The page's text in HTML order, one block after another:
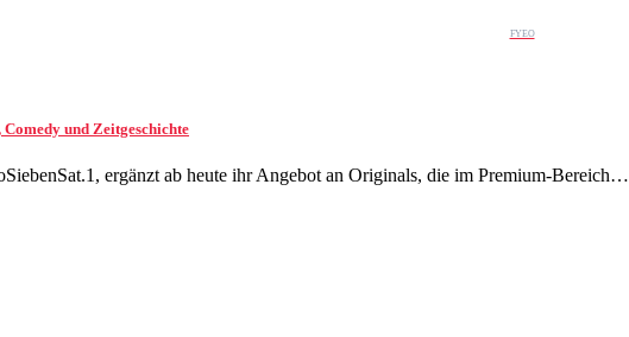
FYEO
und Zeitgeschichte
ergänzt ab heute ihr Angebot an Originals, die im Premium-Bereich…